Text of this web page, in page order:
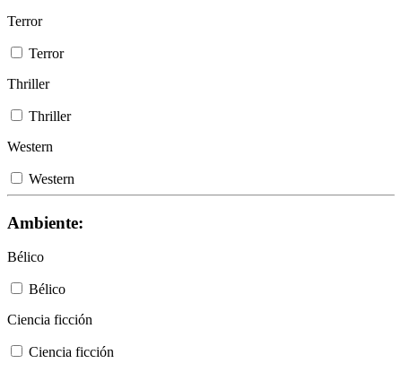
Terror
Terror
Thriller
Thriller
Western
Western
Ambiente:
Bélico
Bélico
Ciencia ficción
Ciencia ficción